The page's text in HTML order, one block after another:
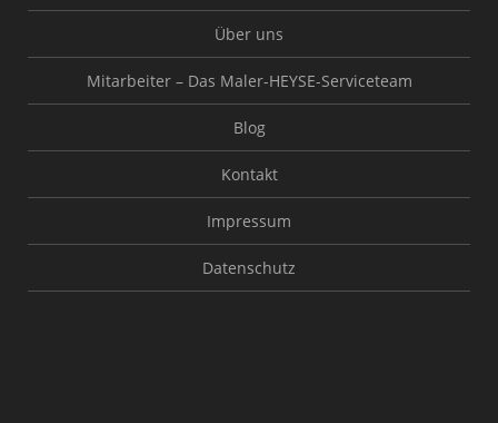
Über uns
Mitarbeiter – Das Maler-HEYSE-Serviceteam
Blog
Kontakt
Impressum
Datenschutz